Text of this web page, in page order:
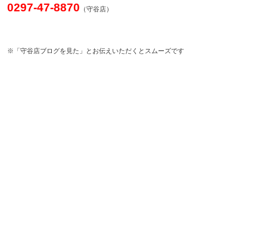
0297-47-8870 （守谷店）
※「守谷店ブログを見た」とお伝えいただくとスムーズです